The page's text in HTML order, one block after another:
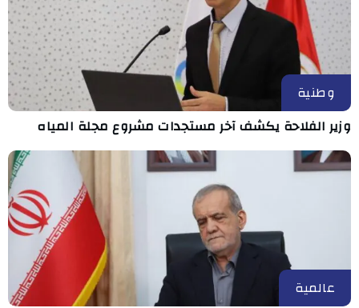
وطنية
وزير الفلاحة يكشف آخر مستجدات مشروع مجلة المياه
عالمية